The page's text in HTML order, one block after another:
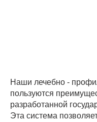
Наши лечебно -
пользуются
разработанной
Эта система